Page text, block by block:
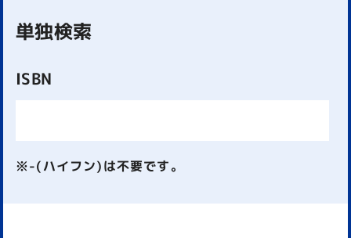
単独検索
ISBN
※-(ハイフン)は不要です。